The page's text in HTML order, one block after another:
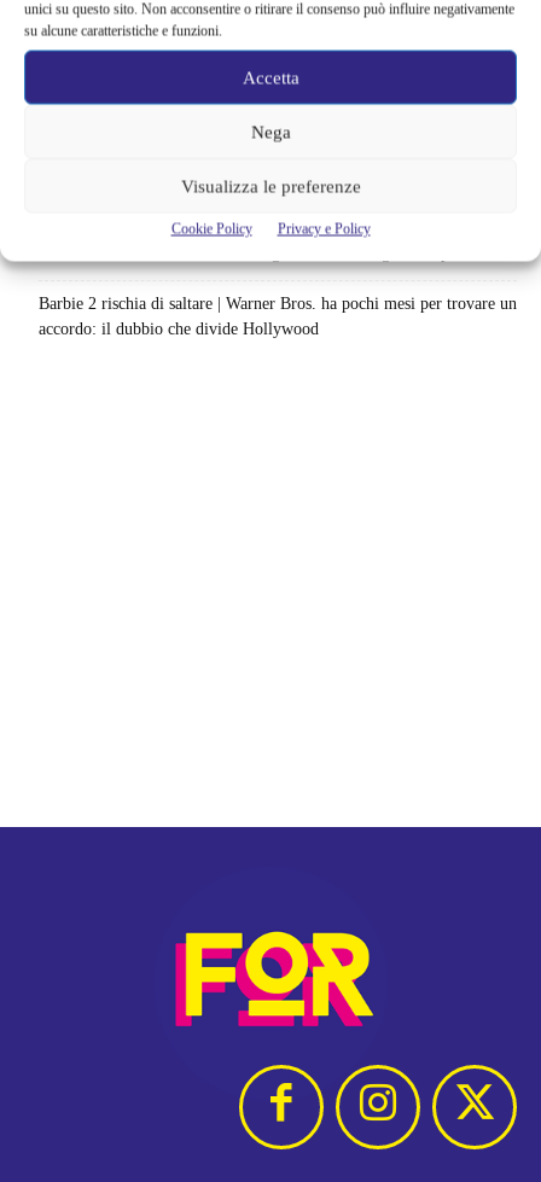
unici su questo sito. Non acconsentire o ritirare il consenso può influire negativamente
su alcune caratteristiche e funzioni.
Accetta
Nega
Visualizza le preferenze
Cookie Policy Privacy e Policy
immagini: cosa anticipano sulla nuova stagione
Ready Player Two torna a dare segnali di vita | Zak Penn conferma il
lavoro sul sequel: cosa manca per far partire il film
documentari in arrivo: i titoli da non perdere
Spider-Man: Brand New Day riapre una vecchia ferita | Il finale
Barbie 2 rischia di saltare | Warner Bros. ha pochi mesi per trovare un
accordo: il dubbio che divide Hollywood